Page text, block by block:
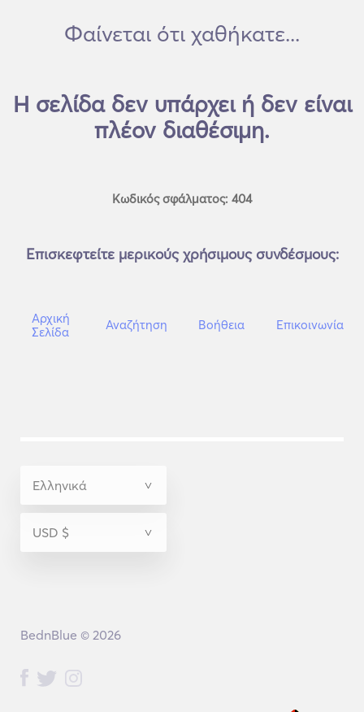
Φαίνεται ότι χαθήκατε...
Η σελίδα δεν υπάρχει ή δεν είναι
πλέον διαθέσιμη.
Κωδικός σφάλματος: 404
Επισκεφτείτε μερικούς χρήσιμους συνδέσμους:
Αρχική
Σελίδα
Αναζήτηση Βοήθεια Επικοινωνία
BednBlue © 2026